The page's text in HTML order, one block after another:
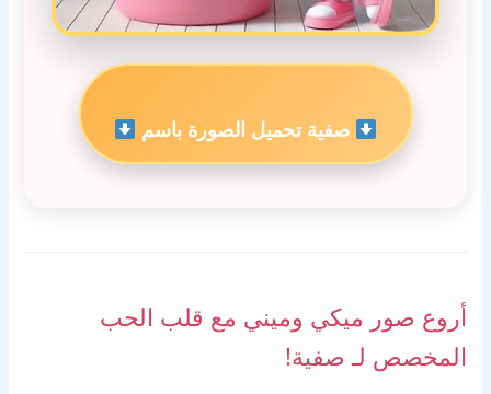
صفية تحميل الصورة باسم
أروع صور ميكي وميني مع قلب الحب
المخصص لـ صفية!